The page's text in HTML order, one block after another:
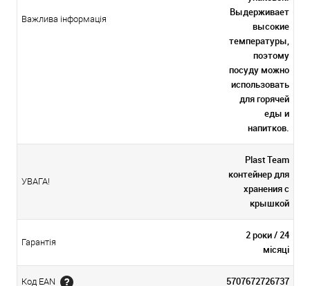
Важлива інформація
Выдерживает
высокие
температуры,
поэтому
посуду можно
использовать
для горячей
еды и
напитков.
УВАГА!
Plast Team
контейнер для
хранения с
крышкой
Гарантія
2 роки / 24
місяці
Код EAN 5707672726737